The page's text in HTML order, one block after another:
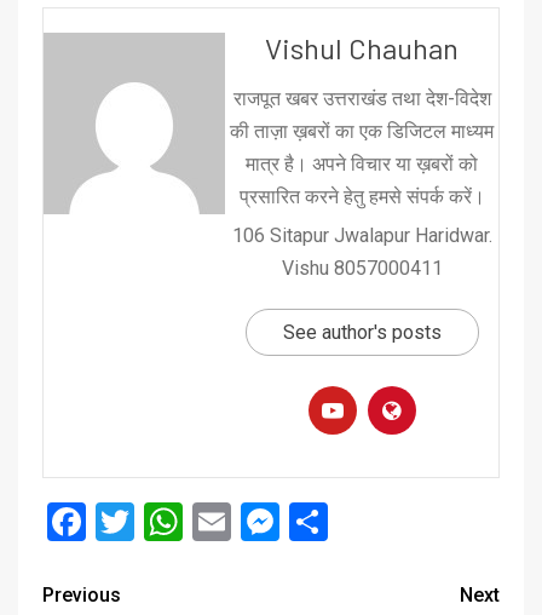
Vishul Chauhan
राजपूत खबर उत्तराखंड तथा देश-विदेश
की ताज़ा ख़बरों का एक डिजिटल माध्यम
मात्र है। अपने विचार या ख़बरों को
प्रसारित करने हेतु हमसे संपर्क करें।
106 Sitapur Jwalapur Haridwar.
Vishu 8057000411
See author's posts
Facebook
Twitter
WhatsApp
EmailMessenger
Previous
Next